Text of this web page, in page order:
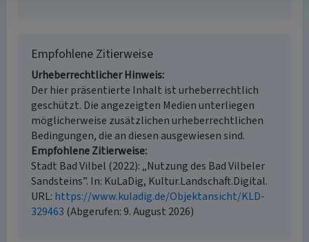
Empfohlene Zitierweise
Urheberrechtlicher Hinweis
Der hier präsentierte Inhalt ist urheberrechtlich
geschützt. Die angezeigten Medien unterliegen
möglicherweise zusätzlichen urheberrechtlichen
Bedingungen, die an diesen ausgewiesen sind.
Empfohlene Zitierweise
Stadt Bad Vilbel (2022): „Nutzung des Bad Vilbeler
Sandsteins”. In: KuLaDig, Kultur.Landschaft.Digital.
URL: https://www.kuladig.de/Objektansicht/KLD-
329463 (Abgerufen: 9. August 2026)